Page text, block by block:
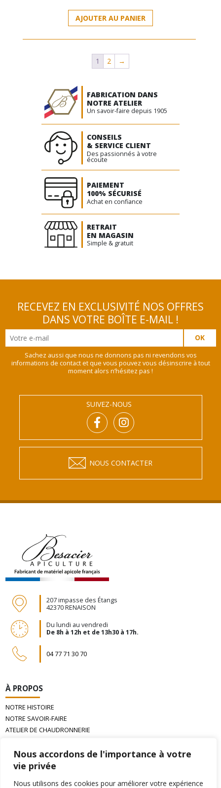
Nous accordons de l'importance à votre
vie privée
Nous utilisons des cookies pour améliorer votre expérience
AJOUTER AU PANIER
1 2 →
FABRICATION DANS
NOTRE ATELIER
Un savoir-faire depuis 1905
CONSEILS
& SERVICE CLIENT
Des passionnés à votre
écoute
PAIEMENT
100% SÉCURISÉ
Achat en confiance
RETRAIT
EN MAGASIN
Simple & gratuit
RECEVEZ EN EXCLUSIVITÉ NOS OFFRES
DANS VOTRE BOÎTE E-MAIL !
Sachez aussi que nous ne donnons pas ni revendons vos
informations de contact et que vous pouvez vous désinscrire à tout
moment alors n’hésitez pas !
SUIVEZ-NOUS
NOUS CONTACTER
207 impasse des Étangs
42370 RENAISON
Du lundi au vendredi
De 8h à 12h et de 13h30 à 17h.
04 77 71 30 70
À PROPOS
NOTRE HISTOIRE
NOTRE SAVOIR-FAIRE
ATELIER DE CHAUDRONNERIE
INFORMATIONS